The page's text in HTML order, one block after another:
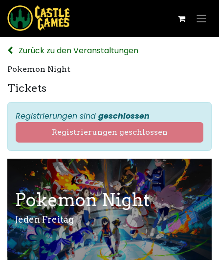
Zurück zu den Veranstaltungen
Pokemon Night
Tickets
Registrierungen sind geschlossen
Registrierungen geschlossen
Pokemon Night
Jeden Freitag